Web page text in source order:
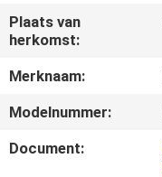
VR-
SHOW
OVER
ONS
Plaats van
herkomst:
Merknaam:
Modelnummer:
Document: